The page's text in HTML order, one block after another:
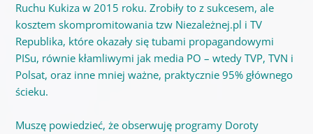
Ruchu Kukiza w 2015 roku. Zrobiły to z sukcesem, ale
kosztem skompromitowania tzw Niezależnej.pl i TV
Republika, które okazały się tubami propagandowymi
PISu, równie kłamliwymi jak media PO – wtedy TVP, TVN i
Polsat, oraz inne mniej ważne, praktycznie 95% głównego
ścieku.
Muszę powiedzieć, że obserwuję programy Doroty